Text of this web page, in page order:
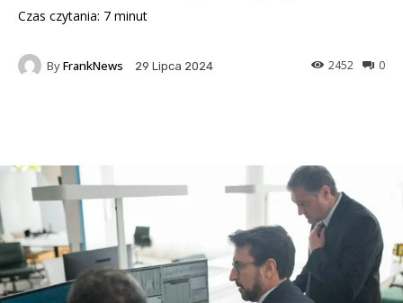
Czas czytania: 7 minut
ByFrankNews 29 Lipca 2024 0
2452